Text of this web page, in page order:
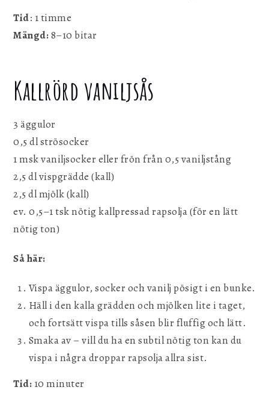
Tid: 1 timme
Mängd:8–10 bitar
Kallrörd vaniljsås
3 äggulor
0,5 dl strösocker
1 msk vaniljsocker eller frön från 0,5 vaniljstång
2,5 dl vispgrädde (kall)
2,5 dl mjölk (kall)
ev. 0,5–1 tsk nötig kallpressad rapsolja (för en lätt
nötig ton)
Så här:
Vispa äggulor, socker och vanilj pösigt i en bunke.
Häll i den kalla grädden och mjölken lite i taget,
och fortsätt vispa tills såsen blir fluffig och lätt.
Smaka av – vill du ha en subtil nötig ton kan du
vispa i några droppar rapsolja allra sist.
Tid: 10 minuter